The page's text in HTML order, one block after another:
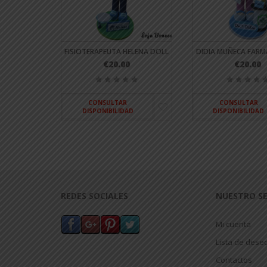
FISIOTERAPEUTA HELENA DOLL
€20.00
CONSULTAR
DISPONIBILIDAD
DIDIA MUÑECA
€20.00
CONSULTAR
DISPONIBILIDAD
REDES SOCIALES NUESTRO
Mi cuenta
Lista de
Contactos